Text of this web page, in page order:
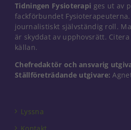
Tidningen Fysioterapi ges ut av
fackförbundet
journalistiskt självständig roll.
är skyddat av upphovsrätt.
källan.
Chefredaktör och ansvarig
Ställföreträdande utgivare:
Lyssna
Kontakt